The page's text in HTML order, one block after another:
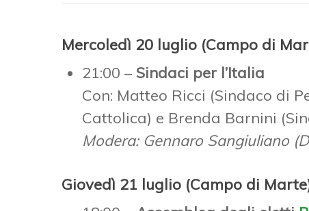
Mercoledì 20 luglio (Campo di
21:00 –Sindaci per l’Italia
Con: Matteo Ricci (Sindaco di
Cattolica) e Brenda Barnini
Modera: Gennaro Sangiuliano
Giovedì 21 luglio (Campo di